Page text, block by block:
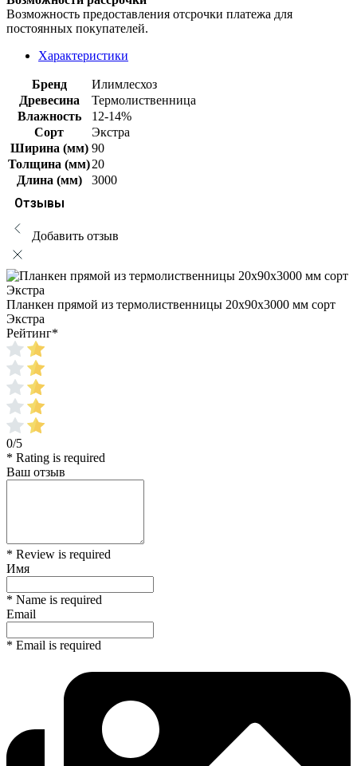
Возможность предоставления отсрочки платежа для
постоянных покупателей.
Характеристики
Бренд
Илимлесхоз
Древесина
Термолиственница
Влажность
12-14%
Сорт
Экстра
Ширина (мм) 90
Толщина (мм)20
Длина (мм)
3000
Отзывы
Добавить отзыв
Планкен прямой из термолиственницы 20х90х3000 мм сорт
Экстра
Рейтинг*
0/5
* Rating is required
Ваш отзыв
* Review is required
Имя
* Name is required
Email
* Email is required